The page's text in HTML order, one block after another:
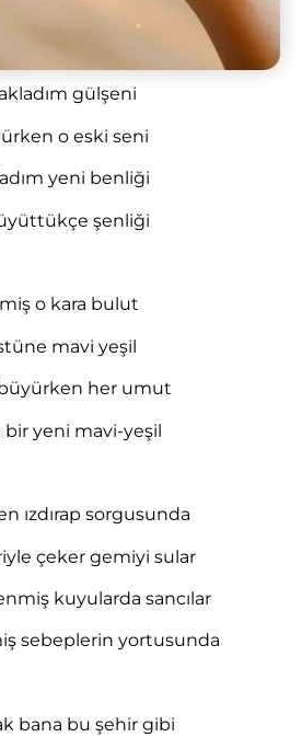
gülşeni
o eski seni
yeni benliği
şenliği
o kara bulut
mavi yeşil
her umut
yeni mavi-yeşil
ızdırap sorgusunda
çeker gemiyi sular
kuyularda sancılar
sebeplerin yortusunda
bana bu şehir gibi